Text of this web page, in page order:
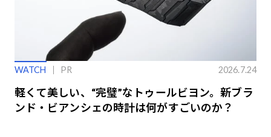
WATCH PR 2026.7.24
軽くて美しい、“完璧”なトゥールビヨン。新ブラ
ンド・ビアンシェの時計は何がすごいのか？